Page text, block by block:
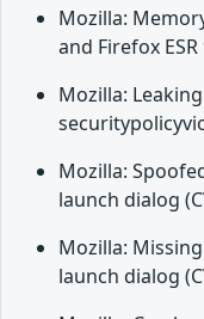
Mozilla:
and Firefox ESR
Mozilla:
Mozilla:
launch dialog
Mozilla:
launch dialog